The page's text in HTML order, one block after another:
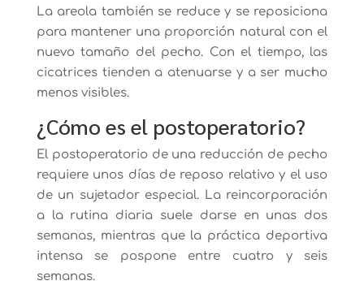
La areola también se reduce y se reposiciona
para mantener una proporción natural con el
nuevo tamaño del pecho. Con el tiempo, las
cicatrices tienden a atenuarse y a ser mucho
menos visibles.
¿Cómo es el postoperatorio?
El postoperatorio de una reducción de pecho
requiere unos días de reposo relativo y el uso
de un sujetador especial. La reincorporación
a la rutina diaria suele darse en unas dos
semanas, mientras que la práctica deportiva
intensa se pospone entre cuatro y seis
semanas.